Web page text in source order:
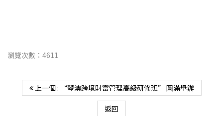
瀏覽次數：4611
上一個 : “琴澳跨境財富管理高級研修班” 圓滿舉辦
返回